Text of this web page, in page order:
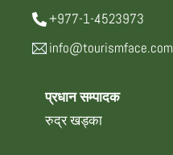
+977-1-4523973
info@tourismface.com
प्रधान सम्पादक
रुद्र खड्का